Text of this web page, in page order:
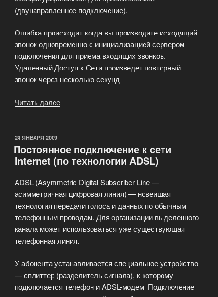
(двунаправленное подключение).
Ошибка происходит когда вы производите исходящий
звонок одновременно с инициализацией сервером
подключения для приема входящих звонков.
Удаленный Доступ к Сети произведет повторный
звонок через несколько секунд
Читать далее
ОПУБЛИКОВАНО
24 ЯНВАРЯ 2009
Постоянное подключение к сети
Internet (по технологии ADSL)
ADSL (Asymmetric Digital Subscriber Line —
асимметричная цифровая линия) — новейшая
технология передачи голоса и данных по обычным
телефонным проводам. Для организации выделенного
канала может использоваться уже существующая
телефонная линия.
У абонента устанавливается специальное устройство
— сплиттер (разделитель сигнала), к которому
подключается телефон и ADSL-модем. Подключение